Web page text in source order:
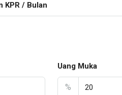
KPR / Bulan
Uang Muka
%